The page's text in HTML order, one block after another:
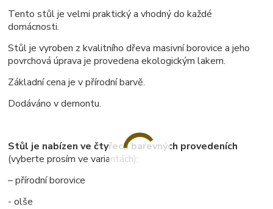
Tento stůl je velmi praktický a vhodný do každé
domácnosti.
Stůl je vyroben z kvalitního dřeva masivní borovice a jeho
povrchová úprava je provedena ekologickým lakem.
Základní cena je v přírodní barvě.
Dodáváno v demontu.
Stůl je nabízen ve čtyřech barevných provedeních
(vyberte prosím ve variantách):
– přírodní borovice
- olše